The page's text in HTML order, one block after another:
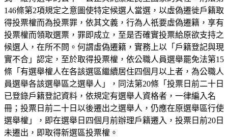
146條第2項規定之意圖使特定候選人當選，以虛偽遷徙戶籍取
得投票權而為投票罪，依其文義，行為人祇要虛偽遷籍，享有
投票權而領取選票，罪即成立，至是否確實投票給原欲支持之
候選人，在所不問。何謂虛偽遷籍，實務上以「戶籍登記與現
實不合」認定，至於取得投票權，依公職人員選舉罷免法第15
條「有選舉權人在各該選區繼續居住四個月以上者，為公職人
員選舉各該選舉區之選舉人」，同法第20條「投票日前二十日
已登錄戶籍登記資料，依規定有選舉人資格者，一律編入名
冊；投票日前二十日以後遷出之選舉人，仍應在原選舉區行使
選舉權」，即在選舉日四個月前辦理戶籍遷入，投票日前20日
未遷出，即取得新選區投票權。